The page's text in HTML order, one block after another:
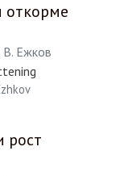
откорме
В. Ежков
рост